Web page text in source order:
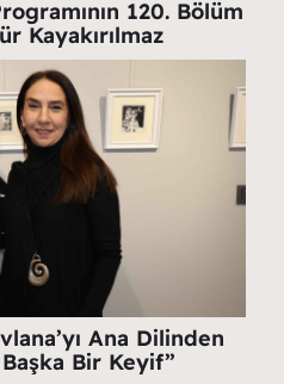
120. Bölüm
Kayakırılmaz
Ana Dilinden
Bir Keyif”